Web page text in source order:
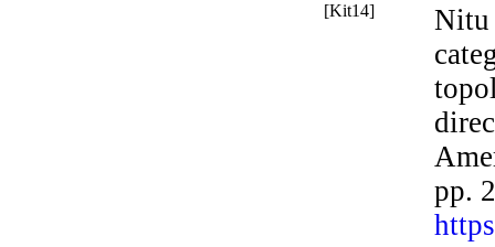
[Kit14]
Nitu
pp.